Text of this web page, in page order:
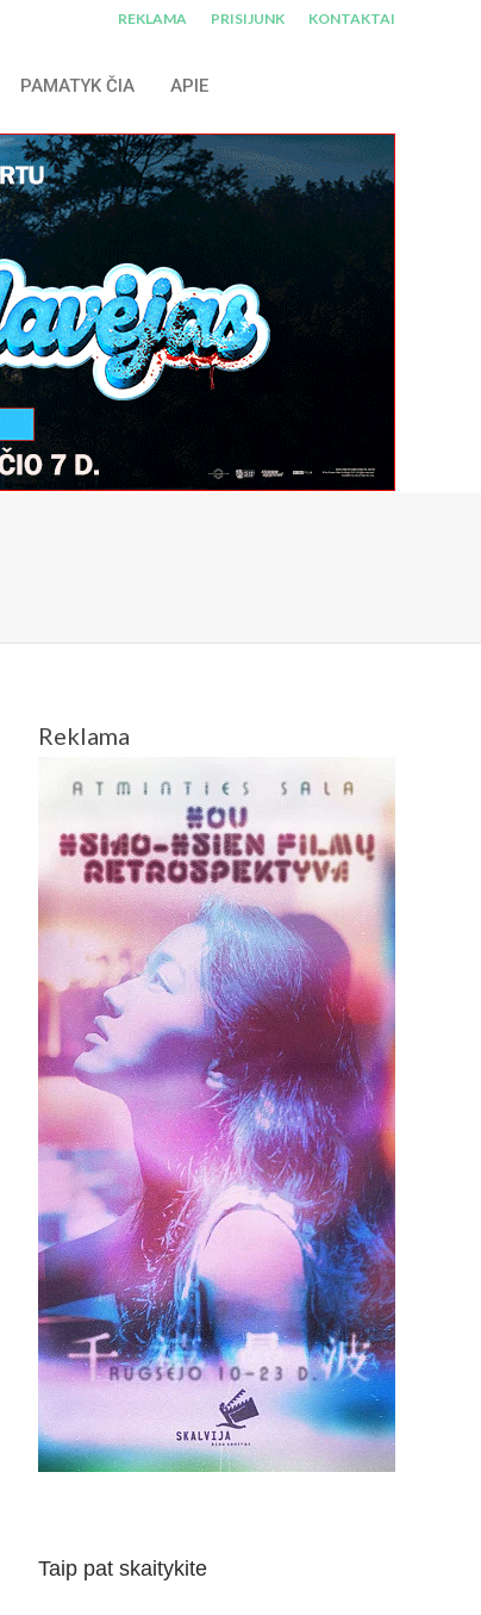
REKLAMA PRISIJUNK KONTAKTAI
PAMATYK ČIA APIE
Reklama
Taip pat skaitykite